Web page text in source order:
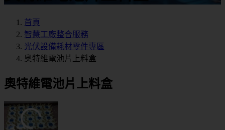
首頁
智慧工廠整合服務
光伏設備耗材零件專區
奧特維電池片上料盒
奧特維電池片上料盒